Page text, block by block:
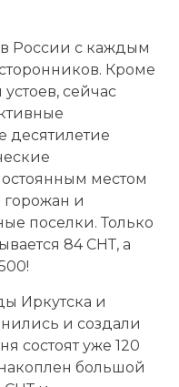
России с каждым
Кроме
сейчас
десятилетие
местом
горожан и
поселки. Только
84 СНТ, а
Иркутска и
и создали
состоят уже 120
большой